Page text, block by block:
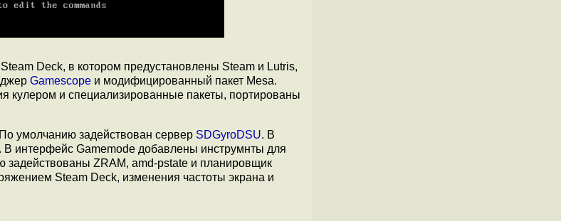
Deck, в котором предустановлены Steam и Lutris,
Gamescope и модифицированный пакет Mesa.
кулером и специализированные пакеты, портированы
умолчанию задействован сервер SDGyroDSU. В
В интерфейс Gamemode добавлены инструмнты для
задействованы ZRAM, amd-pstate и планировщик
Steam Deck, изменения частоты экрана и